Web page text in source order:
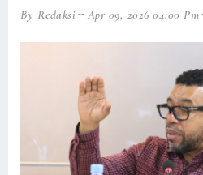
By Redaksi Apr 09, 2026 04:00 Pm